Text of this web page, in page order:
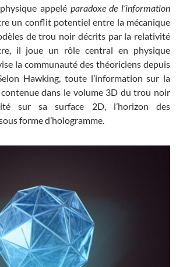
appelé paradoxe de l’information
un conflit potentiel entre la mécanique
de trou noir décrits par la relativité
il joue un rôle central en physique
la communauté des théoriciens depuis
Hawking, toute l’information sur la
contenue dans le volume 3D du trou noir
sur sa surface 2D, l’horizon des
forme d’hologramme.